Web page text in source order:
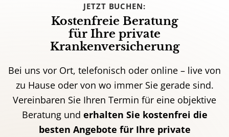
JETZT BUCHEN:
Kostenfreie Beratung
für Ihre private
Krankenversicherung
Bei uns vor Ort, telefonisch oder online – live von
zu Hause oder von wo immer Sie gerade sind.
Vereinbaren Sie Ihren Termin für eine objektive
Beratung und erhalten Sie kostenfrei die
besten Angebote für Ihre private